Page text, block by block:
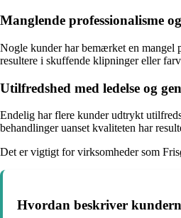
Manglende professionalisme
Nogle kunder har bemærket en mangel
resultere i skuffende klipninger eller
Utilfredshed med ledelse og
Endelig har flere kunder udtrykt
behandlinger uanset kvaliteten har
Det er vigtigt for virksomheder som
Hvordan beskriver